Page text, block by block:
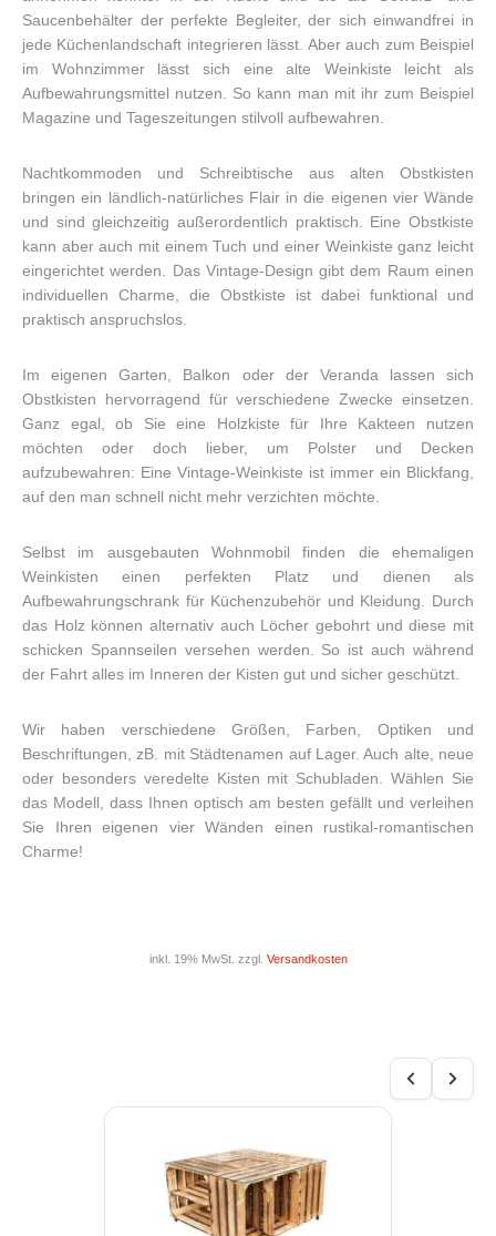
Saucenbehälter der perfekte Begleiter, der sich einwandfrei in
jede Küchenlandschaft integrieren lässt. Aber auch zum Beispiel
im Wohnzimmer lässt sich eine alte Weinkiste leicht als
Aufbewahrungsmittel nutzen. So kann man mit ihr zum Beispiel
Magazine und Tageszeitungen stilvoll aufbewahren.
Nachtkommoden und Schreibtische aus alten Obstkisten
bringen ein ländlich-natürliches Flair in die eigenen vier Wände
und sind gleichzeitig außerordentlich praktisch. Eine Obstkiste
kann aber auch mit einem Tuch und einer Weinkiste ganz leicht
eingerichtet werden. Das Vintage-Design gibt dem Raum einen
individuellen Charme, die Obstkiste ist dabei funktional und
praktisch anspruchslos.
Im eigenen Garten, Balkon oder der Veranda lassen sich
Obstkisten hervorragend für verschiedene Zwecke einsetzen.
Ganz egal, ob Sie eine Holzkiste für Ihre Kakteen nutzen
möchten oder doch lieber, um Polster und Decken
aufzubewahren: Eine Vintage-Weinkiste ist immer ein Blickfang,
auf den man schnell nicht mehr verzichten möchte.
Selbst im ausgebauten Wohnmobil finden die ehemaligen
Weinkisten einen perfekten Platz und dienen als
Aufbewahrungschrank für Küchenzubehör und Kleidung. Durch
das Holz können alternativ auch Löcher gebohrt und diese mit
schicken Spannseilen versehen werden. So ist auch während
der Fahrt alles im Inneren der Kisten gut und sicher geschützt.
Wir haben verschiedene Größen, Farben, Optiken und
Beschriftungen, zB. mit Städtenamen auf Lager. Auch alte, neue
oder besonders veredelte Kisten mit Schubladen. Wählen Sie
das Modell, dass Ihnen optisch am besten gefällt und verleihen
Sie Ihren eigenen vier Wänden einen rustikal-romantischen
Charme!
inkl. 19% MwSt. zzgl. Versandkosten